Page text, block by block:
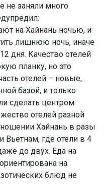
не заняли много
на Хайнань ночью, и
лишнюю ночь, иначе
дня. Качество отелей
планку, но это
отелей – новые,
базой, и только
сделать центром
отелей разной
Хайнань в разы
Вьетнам, где отели в 4
до двух. Еда на
на
блюд не